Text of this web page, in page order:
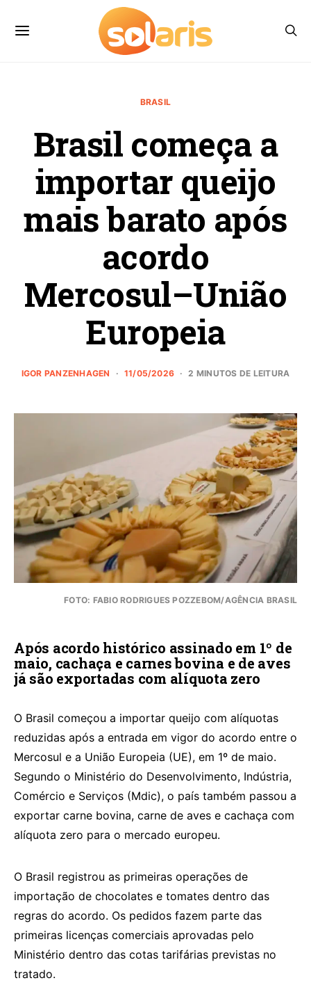
BRASIL
Brasil começa a
importar queijo
mais barato após
acordo
Mercosul–União
Europeia
IGOR PANZENHAGEN 11/05/2026 2 MINUTOS DE LEITURA
FOTO: FABIO RODRIGUES POZZEBOM/AGÊNCIA BRASIL
Após acordo histórico assinado em 1º de
maio, cachaça e carnes bovina e de aves
já são exportadas com alíquota zero
O Brasil começou a importar queijo com alíquotas
reduzidas após a entrada em vigor do acordo entre o
Mercosul e a União Europeia (UE), em 1º de maio.
Segundo o Ministério do Desenvolvimento, Indústria,
Comércio e Serviços (Mdic), o país também passou a
exportar carne bovina, carne de aves e cachaça com
alíquota zero para o mercado europeu.
O Brasil registrou as primeiras operações de
importação de chocolates e tomates dentro das
regras do acordo. Os pedidos fazem parte das
primeiras licenças comerciais aprovadas pelo
Ministério dentro das cotas tarifárias previstas no
tratado.